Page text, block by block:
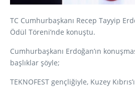
TC Cumhurbaşkanı Recep Tayyip
Ödül Töreni’nde konuştu.
Cumhurbaşkanı Erdoğan’ın
başlıklar şöyle;
TEKNOFEST gençliğiyle, Kuzey